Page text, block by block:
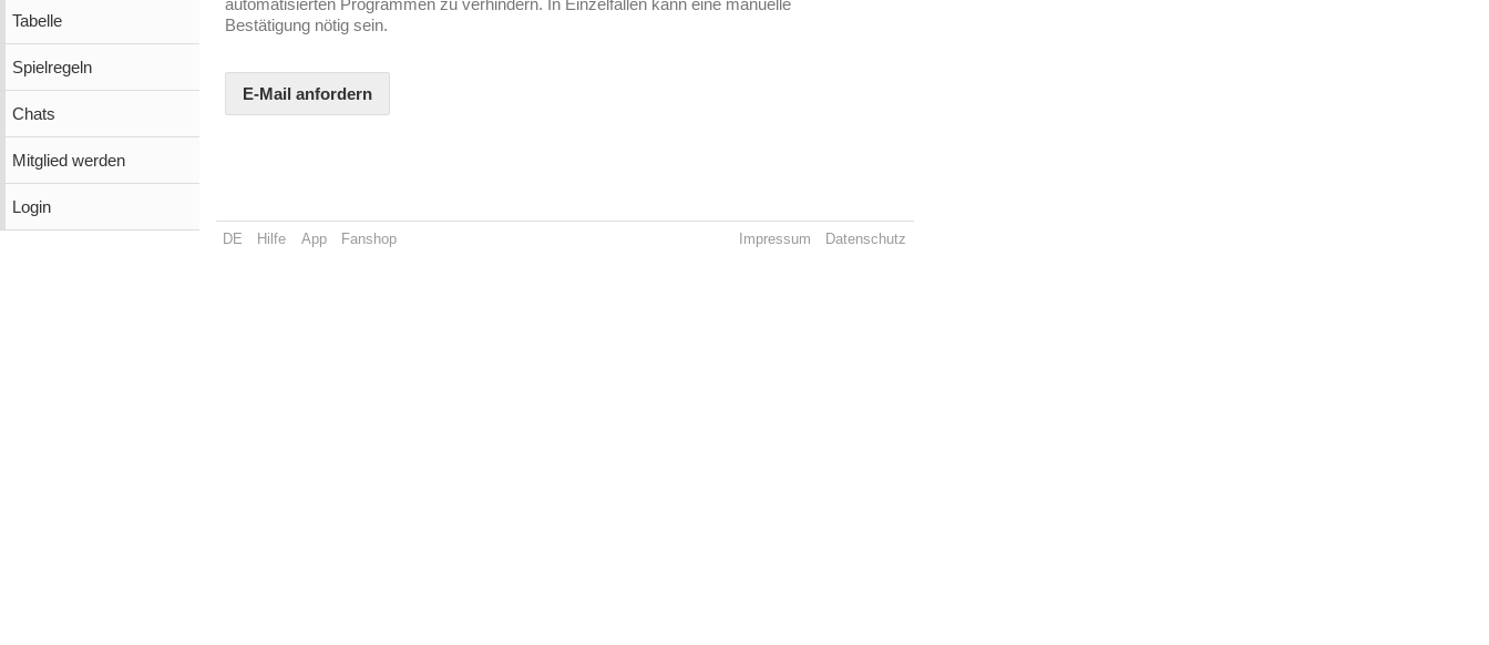
Tabelle
Spielregeln
Chats
Mitglied werden
Login
automatisierten Programmen zu verhindern. In Einzelfällen kann eine manuelle
Bestätigung nötig sein.
E-Mail anfordern
DE Hilfe App Fanshop Impressum Datenschutz